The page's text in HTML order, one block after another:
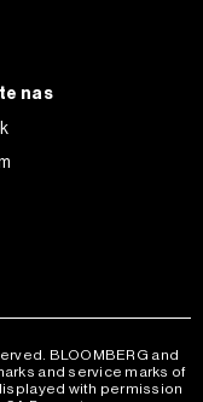
nas
BLOOMBERG and
and service marks of
with permission